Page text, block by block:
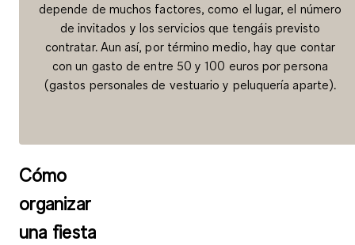
depende de muchos factores, como el lugar, el número
de invitados y los servicios que tengáis previsto
contratar. Aun así, por término medio, hay que contar
con un gasto de entre 50 y 100 euros por persona
(gastos personales de vestuario y peluquería aparte).
Cómo
organizar
una fiesta